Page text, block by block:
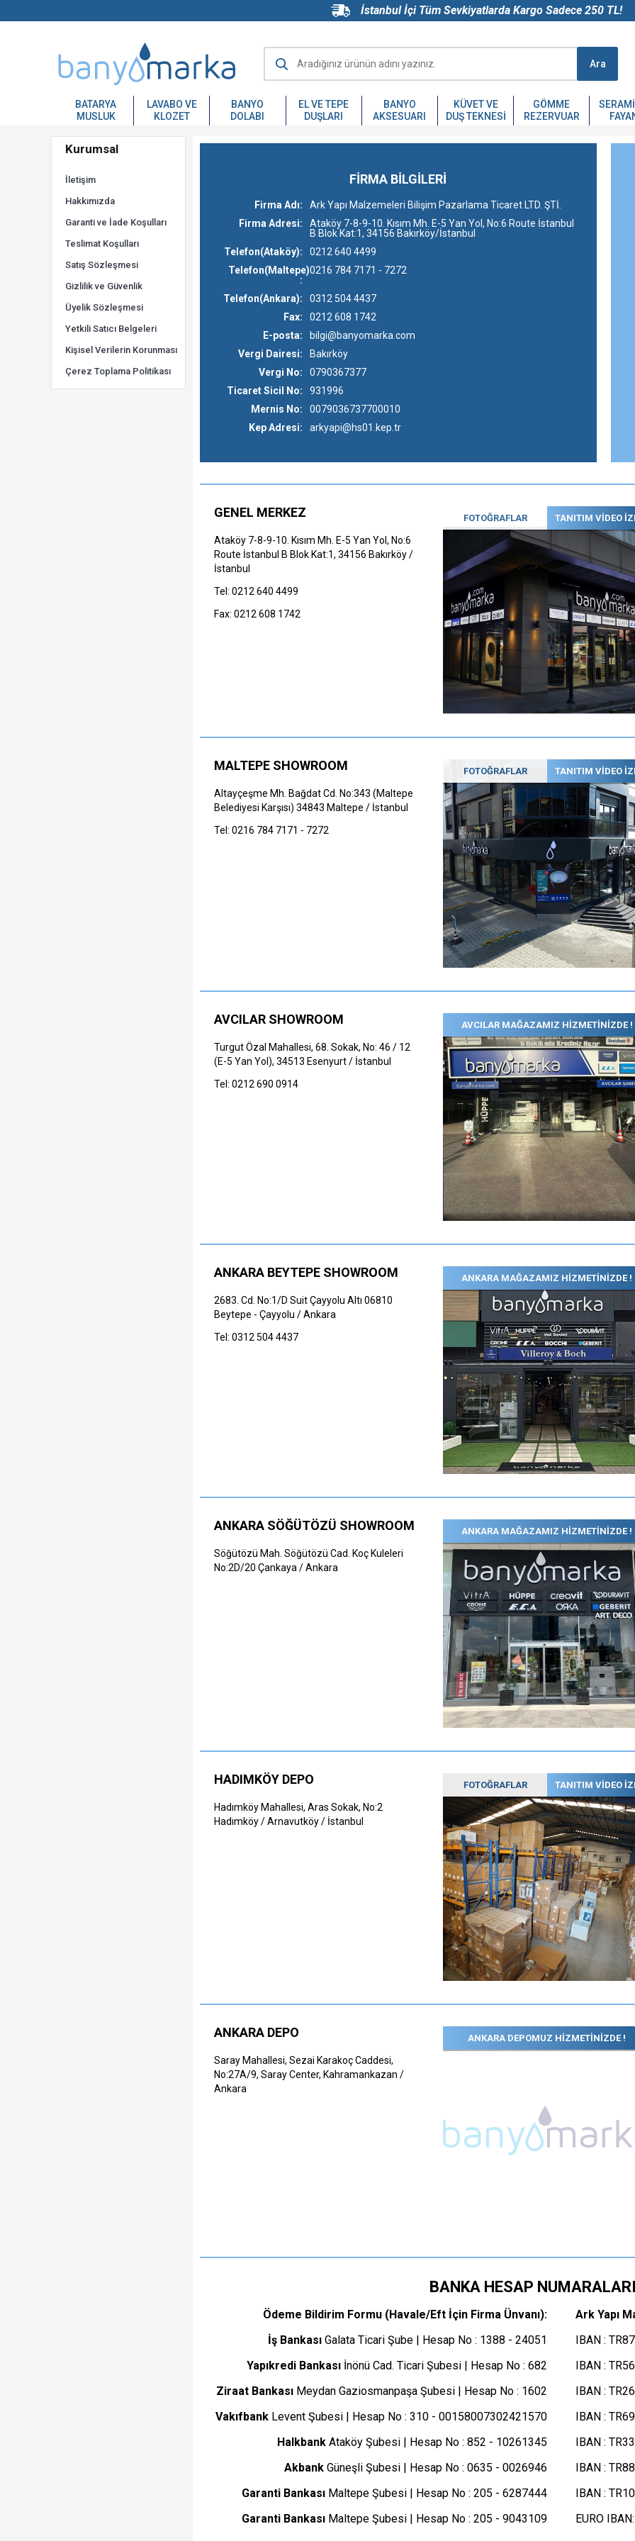
İstanbul İçi Tüm Sevkiyatlarda Kargo Sadece 250 TL!
Ara
BATARYA
MUSLUK
LAVABO VE
KLOZET
BANYO
DOLABI
EL VE TEPE
DUŞLARI
BANYO
AKSESUARI
KÜVET VE
DUŞ TEKNESI
GÖMME
REZERVUAR
Kurumsal
İletişim
Hakkımızda
Garanti ve İade Koşulları
Teslimat Koşulları
Satış Sözleşmesi
Gizlilik ve Güvenlik
Üyelik Sözleşmesi
Yetkili Satıcı Belgeleri
Kişisel Verilerin Korunması
Çerez Toplama Politikası
FİRMA BİLGİLERİ
Firma Adı:
Ark Yapı Malzemeleri Bilişim Pazarlama Ticaret LTD. ŞTİ.
Firma Adresi:
Ataköy 7-8-9-10. Kısım Mh. E-5 Yan Yol, No:6 Route İstanbul
B Blok Kat:1, 34156 Bakırköy/İstanbul
Telefon(Ataköy):
0212 640 4499
Telefon(Maltepe)
:
0216 784 7171 - 7272
Telefon(Ankara):
0312 504 4437
Fax:
0212 608 1742
E-posta:
bilgi@banyomarka.com
Vergi Dairesi:
Bakırköy
Vergi No:
0790367377
Ticaret Sicil No:
931996
Mernis No:
0079036737700010
Kep Adresi: arkyapi@hs01.kep.tr
GENEL MERKEZ
Ataköy 7-8-9-10. Kısım Mh. E-5 Yan Yol, No:6
Route İstanbul B Blok Kat:1, 34156 Bakırköy /
İstanbul
Tel: 0212 640 4499
Fax: 0212 608 1742
FOTOĞRAFLAR TANITIM VİDEO
MALTEPE SHOWROOM
Altayçeşme Mh. Bağdat Cd. No:343 (Maltepe
Belediyesi Karşısı) 34843 Maltepe / İstanbul
Tel: 0216 784 7171 - 7272
FOTOĞRAFLAR TANITIM VİDEO
AVCILAR SHOWROOM
Turgut Özal Mahallesi, 68. Sokak, No: 46 / 12
(E-5 Yan Yol), 34513 Esenyurt / İstanbul
Tel: 0212 690 0914
AVCILAR MAĞAZAMIZ HİZMETİNİZDE !
ANKARA BEYTEPE SHOWROOM
2683. Cd. No:1/D Suit Çayyolu Altı 06810
Beytepe - Çayyolu / Ankara
Tel: 0312 504 4437
ANKARA MAĞAZAMIZ HİZMETİNİZDE !
ANKARA SÖĞÜTÖZÜ SHOWROOM
Söğütözü Mah. Söğütözü Cad. Koç Kuleleri
No:2D/20 Çankaya / Ankara
ANKARA MAĞAZAMIZ HİZMETİNİZDE !
HADIMKÖY DEPO
Hadımköy Mahallesi, Aras Sokak, No:2
Hadımköy / Arnavutköy / İstanbul
FOTOĞRAFLAR TANITIM VİDEO
ANKARA DEPO
Saray Mahallesi, Sezai Karakoç Caddesi,
No:27A/9, Saray Center, Kahramankazan /
Ankara
ANKARA DEPOMUZ HİZMETİNİZDE !
BANKA HESAP
Ödeme Bildirim Formu (Havale/Eft İçin Firma Ünvanı):
Ark Yapı
İş Bankası Galata Ticari Şube | Hesap No : 1388 - 24051
IBAN :
Yapıkredi Bankası İnönü Cad. Ticari Şubesi | Hesap No : 682
IBAN :
Ziraat Bankası Meydan Gaziosmanpaşa Şubesi | Hesap No : 1602
IBAN :
Vakıfbank Levent Şubesi | Hesap No : 310 - 00158007302421570
IBAN :
Halkbank Ataköy Şubesi | Hesap No : 852 - 10261345
IBAN :
Akbank Güneşli Şubesi | Hesap No : 0635 - 0026946
IBAN :
Garanti Bankası Maltepe Şubesi | Hesap No : 205 - 6287444
IBAN :
Garanti Bankası Maltepe Şubesi | Hesap No : 205 - 9043109 EURO